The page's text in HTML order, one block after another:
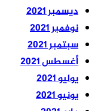
ديسمبر 2021
نوفمبر 2021
سبتمبر 2021
أغسطس 2021
يوليو 2021
يونيو 2021